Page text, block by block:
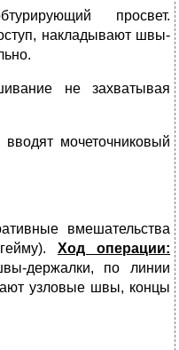
просвет.
накладывают швы-
не захватывая
мочеточниковый
вмешательства
Ход операции:
держалки, по линии
узловые швы, концы